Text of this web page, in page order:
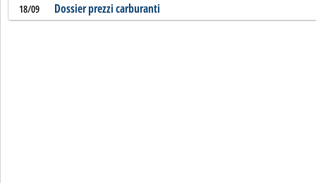
18/09 Dossier prezzi carburanti